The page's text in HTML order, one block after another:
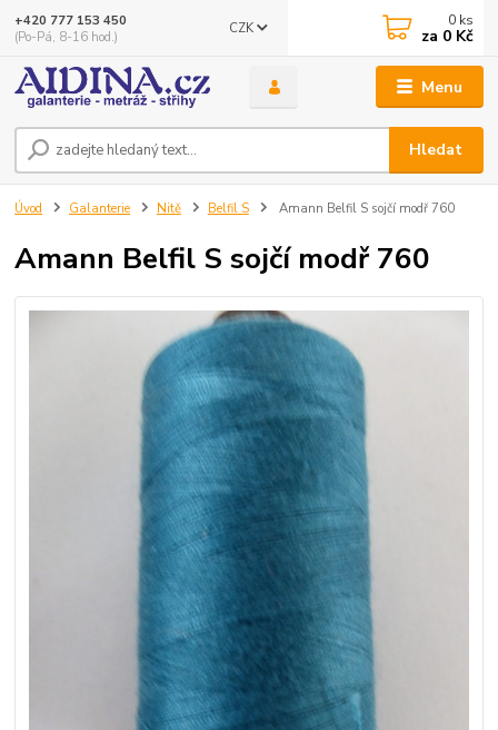
Menu
CZK
Hledat
+420 777 153 450
(Po-Pá, 8-16 hod.)
0 ks
za 0 Kč
Úvod Galanterie Nitě Belfil S Amann Belfil S sojčí modř 760
Amann Belfil S sojčí modř 760